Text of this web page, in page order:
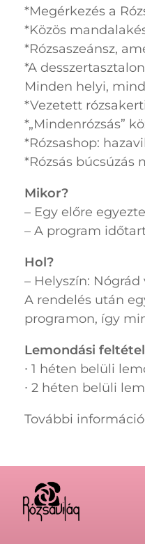
*Megérkezés a
*Közös
*Rózsaszeánsz,
*A
Minden helyi,
*Vezetett
*„Mindenrózsás”
*Rózsashop:
*Rózsás búcsúzás
Mikor?
– Egy előre
– A program
Hol?
– Helyszín:
A rendelés után
programon, így
Lemondási
∙ 1 héten belüli
∙ 2 héten belüli
További